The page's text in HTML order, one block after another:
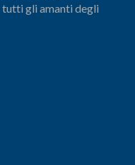
tutti gli amanti degli